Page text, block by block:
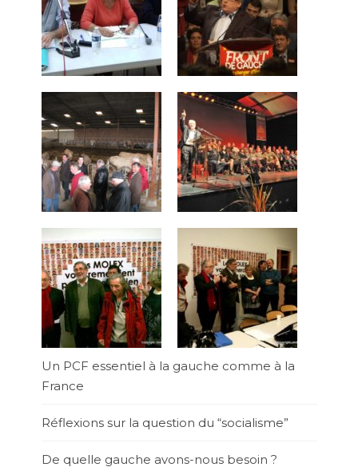
Un PCF essentiel à la gauche comme à la
France
Réflexions sur la question du “socialisme”
De quelle gauche avons-nous besoin ?